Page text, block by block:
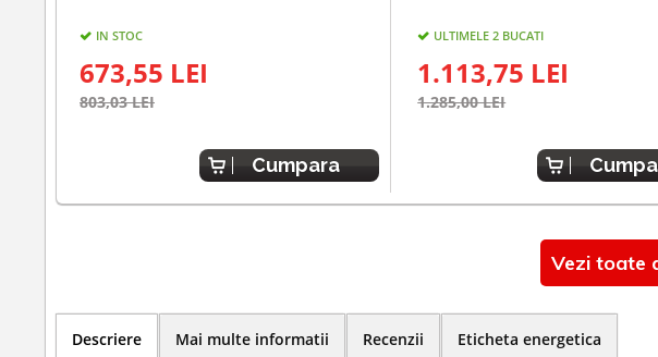
IN STOC
673,55 LEI
803,03 LEI
Cumpara
ULTIMELE 2 BUCATI
1.113,75 LEI
1.285,00 LEI
Vezi toate
Descriere Mai multe informatii Recenzii Eticheta energetica